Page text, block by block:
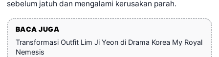
sebelum jatuh dan mengalami kerusakan parah.
BACA JUGA
Transformasi Outfit Lim Ji Yeon di Drama Korea My Royal
Nemesis